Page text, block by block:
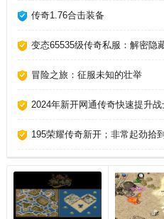
法，让玩家体验各
传奇1.76合击装备
变态65535级传奇私服：解密隐
冒险之旅：征服未知的壮举
2024年新开网通传奇快速提升
195荣耀传奇新开；非常起劲拾